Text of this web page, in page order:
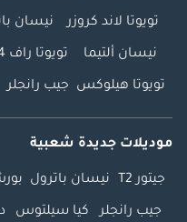
تويوتا لاند كروزر نيسان
نيسان ألتيما تويوتا راف 4
تويوتا هيلوكس جيب رانجلر
موديلات جديدة شعبية
جيتور T2 نيسان باترول بورش
جيب رانجلر كيا سيلتوس